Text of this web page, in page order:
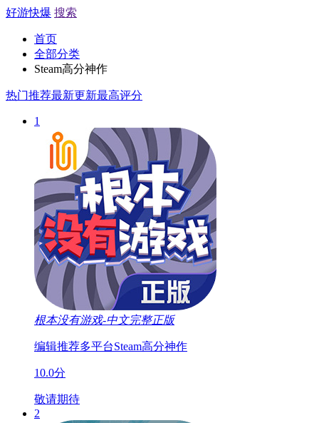
好游快爆 搜索
首页
全部分类
Steam高分神作
热门推荐最新更新最高评分
1
根本没有游戏-中文完整正版
编辑推荐多平台Steam高分神作
10.0分
敬请期待
2